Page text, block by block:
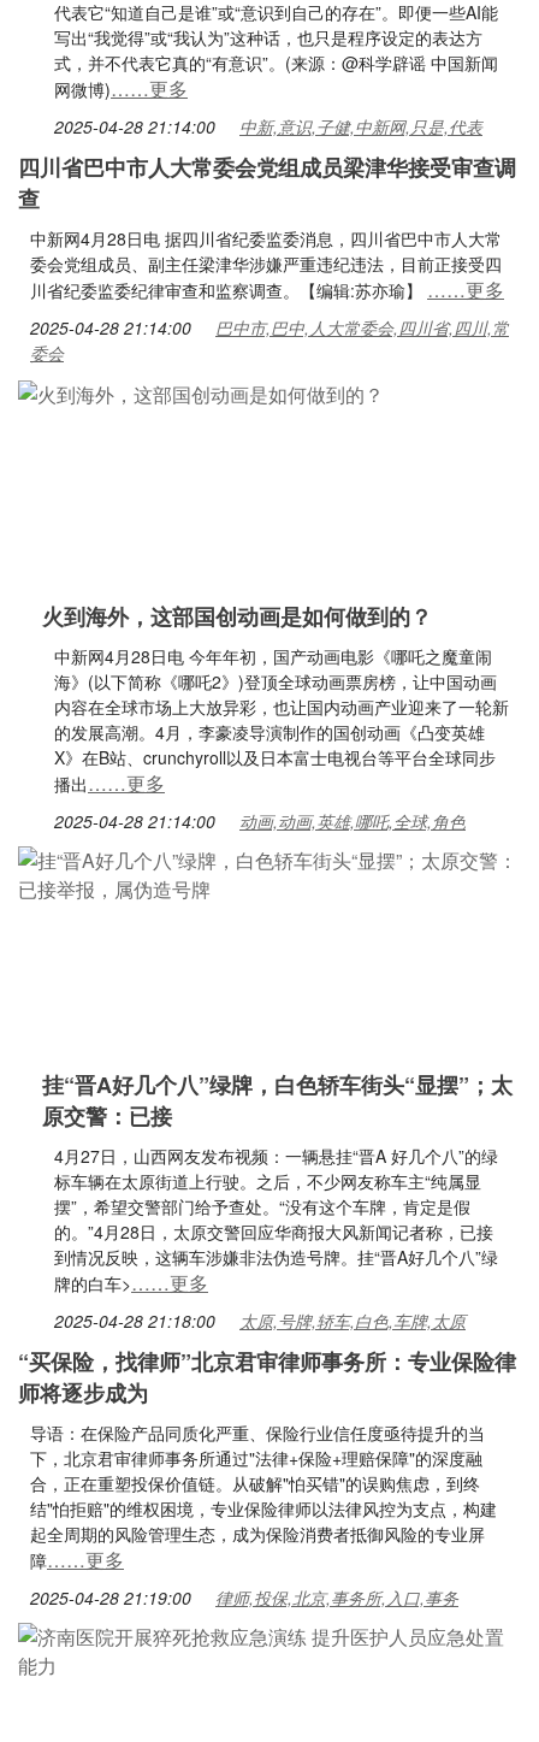
代表它“知道自己是谁”或“意识到自己的存在”。即便一些AI能
写出“我觉得”或“我认为”这种话，也只是程序设定的表达方
式，并不代表它真的“有意识”。(来源：@科学辟谣 中国新闻
网微博)……更多
2025-04-28 21:14:00 中新,意识,子健,中新网,只是,代表
四川省巴中市人大常委会党组成员梁津华接受审查调
查
中新网4月28日电 据四川省纪委监委消息，四川省巴中市人大常
委会党组成员、副主任梁津华涉嫌严重违纪违法，目前正接受四
川省纪委监委纪律审查和监察调查。【编辑:苏亦瑜】 ……更多
2025-04-28 21:14:00
巴中市,巴中,人大常委会,四川省,四川,常
委会
火到海外，这部国创动画是如何做到的？
中新网4月28日电 今年年初，国产动画电影《哪吒之魔童闹
海》(以下简称《哪吒2》)登顶全球动画票房榜，让中国动画
内容在全球市场上大放异彩，也让国内动画产业迎来了一轮新
的发展高潮。4月，李豪凌导演制作的国创动画《凸变英雄
X》在B站、crunchyroll以及日本富士电视台等平台全球同步
播出……更多
2025-04-28 21:14:00 动画,动画,英雄,哪吒,全球,角色
挂“晋A好几个八”绿牌，白色轿车街头“显摆”；太
原交警：已接
4月27日，山西网友发布视频：一辆悬挂“晋A 好几个八”的绿
标车辆在太原街道上行驶。之后，不少网友称车主“纯属显
摆”，希望交警部门给予查处。“没有这个车牌，肯定是假
的。”4月28日，太原交警回应华商报大风新闻记者称，已接
到情况反映，这辆车涉嫌非法伪造号牌。挂“晋A好几个八”绿
牌的白车>……更多
2025-04-28 21:18:00 太原,号牌,轿车,白色,车牌,太原
“买保险，找律师”北京君审律师事务所：专业保险律
师将逐步成为
导语：在保险产品同质化严重、保险行业信任度亟待提升的当
下，北京君审律师事务所通过"法律+保险+理赔保障"的深度融
合，正在重塑投保价值链。从破解"怕买错"的误购焦虑，到终
结"怕拒赔"的维权困境，专业保险律师以法律风控为支点，构建
起全周期的风险管理生态，成为保险消费者抵御风险的专业屏
障……更多
2025-04-28 21:19:00 律师,投保,北京,事务所,入口,事务